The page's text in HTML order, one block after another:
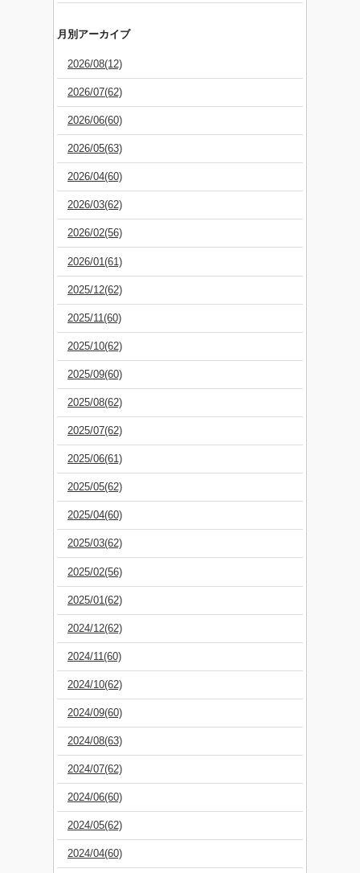
月別アーカイブ
2026/08(12)
2026/07(62)
2026/06(60)
2026/05(63)
2026/04(60)
2026/03(62)
2026/02(56)
2026/01(61)
2025/12(62)
2025/11(60)
2025/10(62)
2025/09(60)
2025/08(62)
2025/07(62)
2025/06(61)
2025/05(62)
2025/04(60)
2025/03(62)
2025/02(56)
2025/01(62)
2024/12(62)
2024/11(60)
2024/10(62)
2024/09(60)
2024/08(63)
2024/07(62)
2024/06(60)
2024/05(62)
2024/04(60)